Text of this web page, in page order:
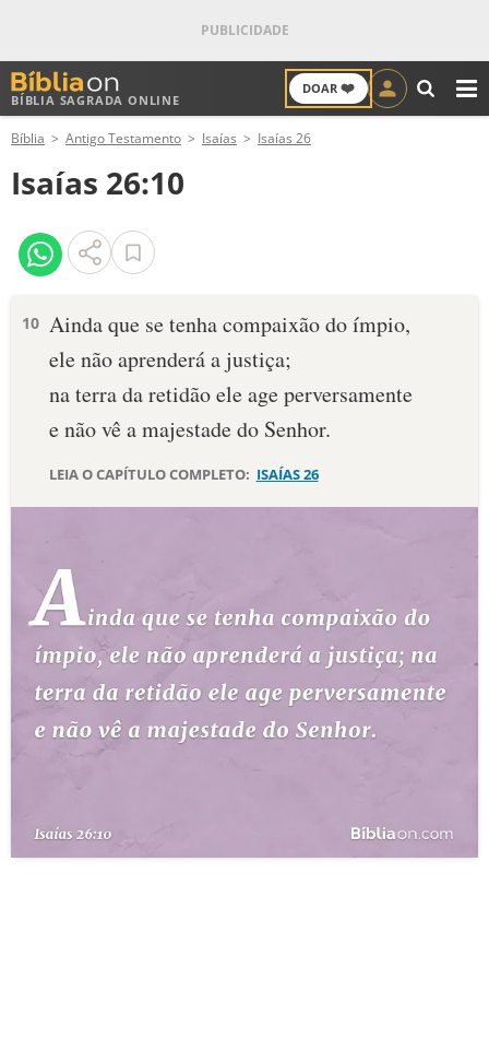
BÍBLIA SAGRADA ONLINE
DOAR ❤️
ANTIGO TESTAMENTO
NOVO TESTAMENTO
VERSÍCULOS
PALAVRA DO DIA
SALMO DO DIA
DEVOCIONAL DIÁRIO
ESTUDOS BÍBLICOS
ESBOÇOS DE PREGAÇÃO
TEMAS
PERGUNTE À BÍBLIA
QUEM SOMOS
Bíblia Antigo Testamento Isaías Isaías 26
Isaías 26:10
10 Ainda que se tenha compaixão do ímpio,
ele não aprenderá a justiça;
na terra da retidão ele age perversamente
e não vê a majestade do Senhor.
LEIA O CAPÍTULO COMPLETO: ISAÍAS 26